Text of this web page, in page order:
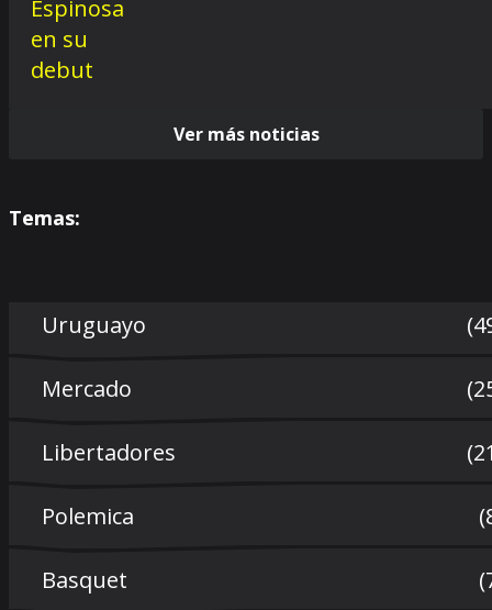
Ver más noticias
Temas:
Uruguayo
Mercado
Libertadores
Polemica
Basquet